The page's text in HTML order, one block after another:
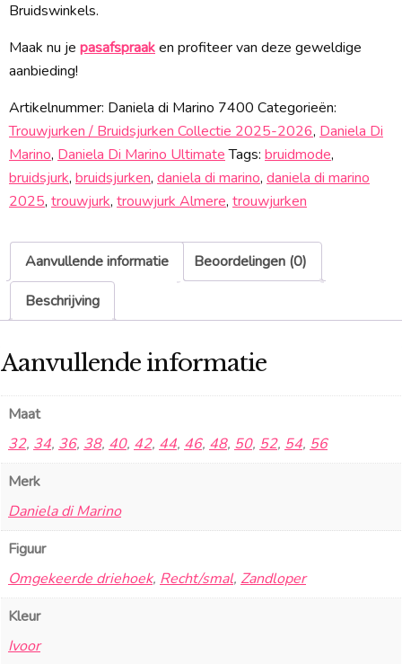
Bruidswinkels.
Maak nu je pasafspraaken profiteer van deze geweldige
aanbieding!
Artikelnummer: Daniela di Marino 7400 Categorieën:
Trouwjurken / Bruidsjurken Collectie 2025-2026, Daniela Di
Marino, Daniela Di Marino UltimateTags: bruidmode,
bruidsjurk, bruidsjurken, daniela di marino, daniela di marino
2025, trouwjurk, trouwjurk Almere, trouwjurken
Aanvullende informatie
Beoordelingen (0)
Beschrijving
Aanvullende informatie
Maat
32, 34, 36, 38, 40, 42, 44, 46, 48, 50, 52, 54, 56
Merk
Daniela di Marino
Figuur
Omgekeerde driehoek, Recht/smal, Zandloper
Kleur
Ivoor